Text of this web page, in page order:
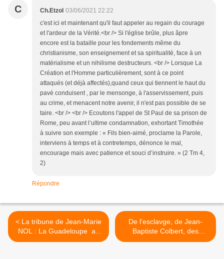
C Ch.Etzol 03/06/2021 22:22
c'est ici et maintenant qu'il faut appeler au regain du courage
et l'ardeur de la Vérité.<br /> Si l'église brûle, plus âpre
encore est la bataille pour les fondements même du
christianisme, son enseignement et sa spiritualité, face à un
matérialisme et un nihilisme destructeurs. <br /> Lorsque La
Création et l'Homme particulièrement, sont à ce point
attaqués (et déjà affectés),quand ceux qui tiennent le haut du
pavé conduisent , par le mensonge, à l'asservissement, puis
au crime, et menacent notre avenir, il n'est pas possible de se
taire. <br /> <br /> Ecoutons l'appel de St Paul de sa prison de
Rome, peu avant l’ultime condamnation, exhortant Timothée
à suivre son exemple : « Fils bien-aimé, proclame la Parole,
interviens à temps et à contretemps, dénonce le mal,
encourage mais avec patience et souci d’instruire. » (2 Tm 4,
2)
Répondre
< La tribune de Jean-Marie
NOL : La Guadeloupe au
défi de la responsabilité !
De l'esclavge, de Jean-
Baptiste Colbert, des
profiteurs avides d'un